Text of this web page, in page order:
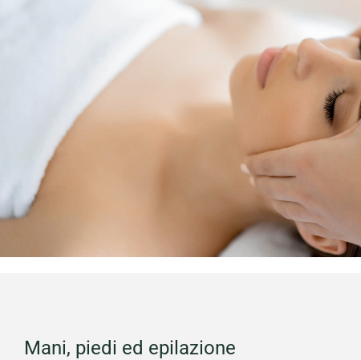
Mani, piedi ed epilazione